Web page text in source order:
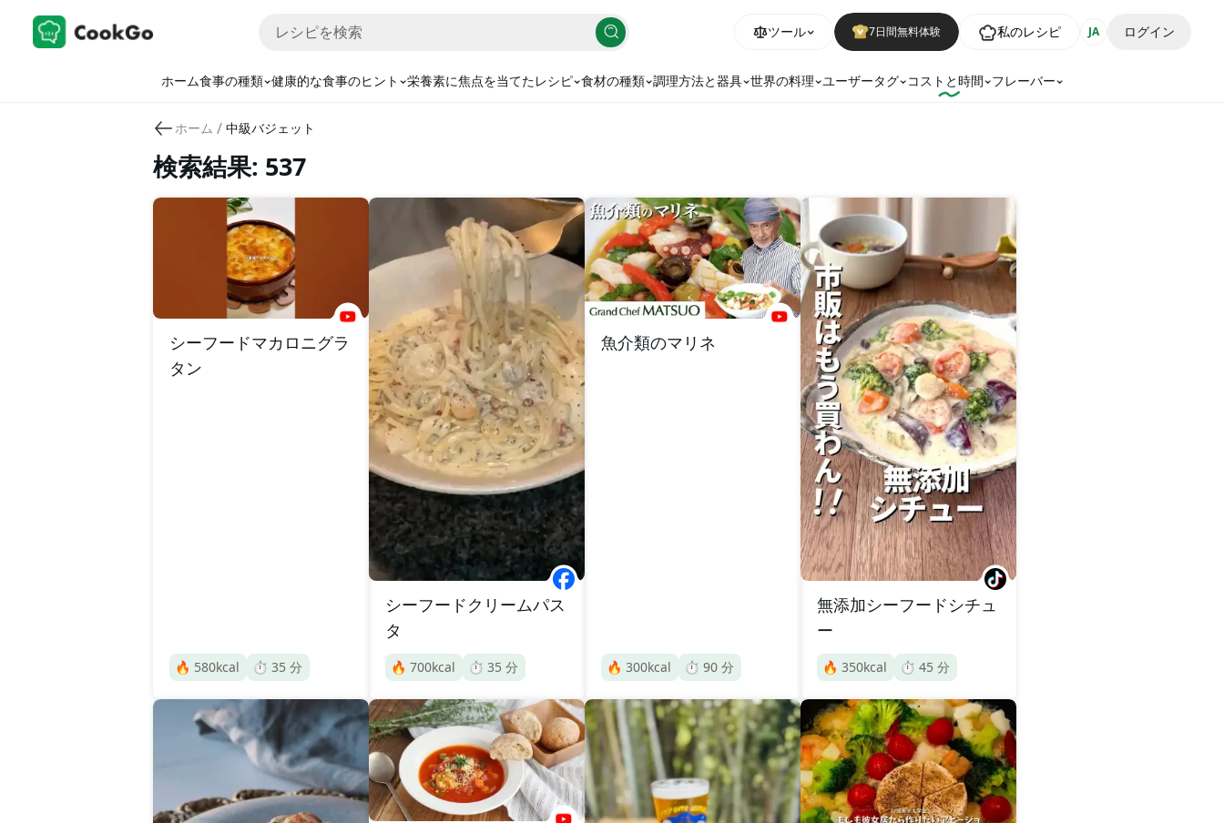
ツール 7日間無料体験 私のレシピ JA ログイン
ホーム食事の種類 健康的な食事のヒント 栄養素に焦点を当てたレシピ 食材の種類 調理方法と器具 世界の料理 ユーザータグ コストと時間 フレーバー
ホーム / 中級バジェット
検索結果: 537
シーフードマカロニグラ
タン
🔥 580kcal ⏱️ 35 分
シーフードクリームパス
タ
🔥 700kcal ⏱️ 35 分
魚介類のマリネ
🔥 300kcal ⏱️ 90 分
無添加シーフードシチュ
ー
🔥 350kcal ⏱️ 45 分